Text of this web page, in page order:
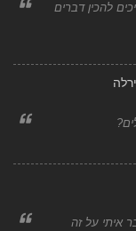
להכין דברים
איתי על זה